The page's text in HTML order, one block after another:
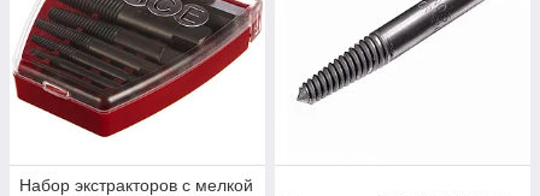
Набор экстракторов с мелкой